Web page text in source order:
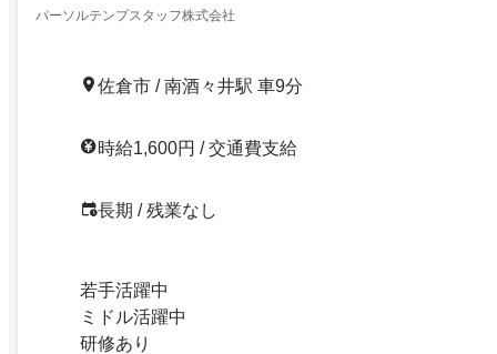
パーソルテンプスタッフ株式会社
佐倉市 / 南酒々井駅 車9分
時給1,600円 / 交通費支給
長期 / 残業なし
若手活躍中
ミドル活躍中
研修あり